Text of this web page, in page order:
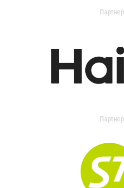
Партнер
Партнер